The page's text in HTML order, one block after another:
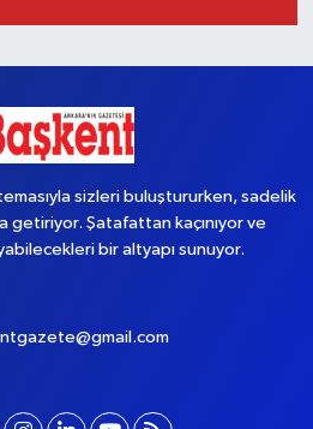
sizleri buluştururken, sadelik
getiriyor. Şatafattan kaçınıyor ve
bir altyapı sunuyor.